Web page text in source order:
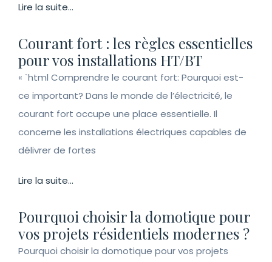
Lire la suite...
Courant fort : les règles essentielles
pour vos installations HT/BT
« `html Comprendre le courant fort: Pourquoi est-
ce important? Dans le monde de l’électricité, le
courant fort occupe une place essentielle. Il
concerne les installations électriques capables de
délivrer de fortes
Lire la suite...
Pourquoi choisir la domotique pour
vos projets résidentiels modernes ?
Pourquoi choisir la domotique pour vos projets